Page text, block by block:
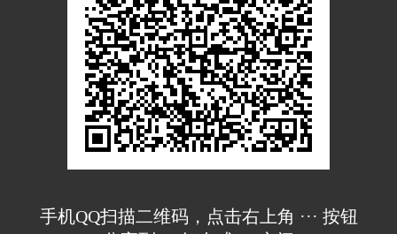
手机QQ扫描二维码，点击右上角 ··· 按钮